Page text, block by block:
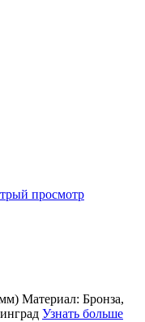
просмотр
Материал: Бронза,
Узнать больше